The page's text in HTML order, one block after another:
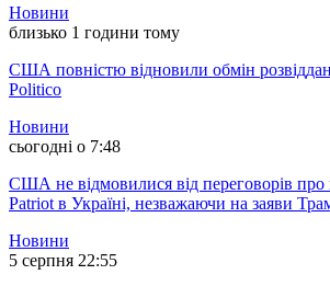
Новини
близько 1 години тому
США повністю відновили обмін
Politico
Новини
сьогодні о 7:48
США не відмовилися від переговорів про
Patriot в Україні, незважаючи на заяви
Новини
5 серпня 22:55